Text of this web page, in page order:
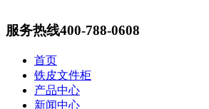
服务热线400-788-0608
首页
铁皮文件柜
产品中心
新闻中心